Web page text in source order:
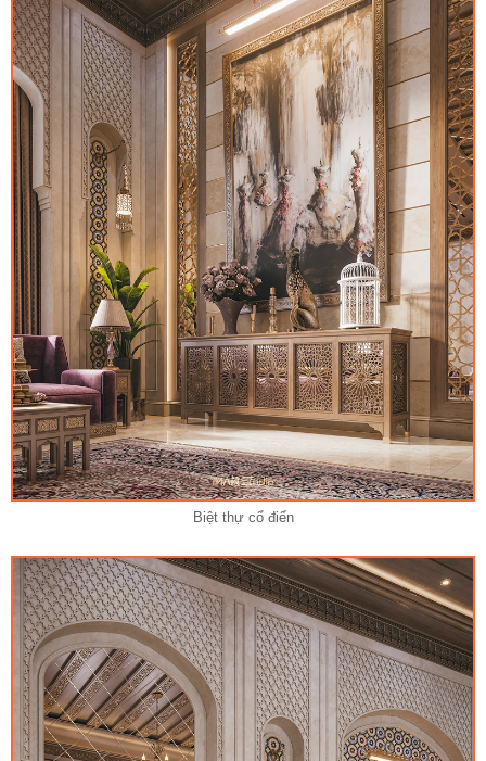
Biệt thự cổ điển